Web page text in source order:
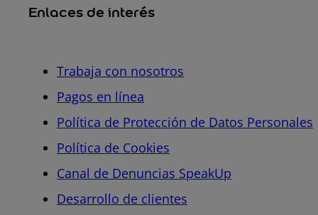
Enlaces de interés
Trabaja con nosotros
Pagos en línea
Política de Protección de Datos Personales
Política de Cookies
Canal de Denuncias SpeakUp
Desarrollo de clientes